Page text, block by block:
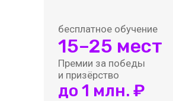
бесплатное обучение
15–25 мест
Премии за победы
и призёрство
до 1 млн. ₽